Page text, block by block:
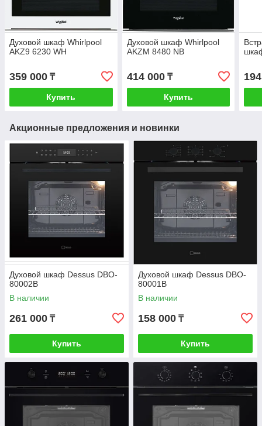
Духовой шкаф Whirlpool
AKZ9 6230 WH
359 000 ₸
Купить
Духовой шкаф Whirlpool
AKZM 8480 NB
414 000₸
Купить
Акционные предложения и новинки
Духовой шкаф Dessus DBO-
80002B
В наличии
261 000 ₸
Купить
Духовой шкаф Dessus DBO-
80001B
В наличии
158 000 ₸
Купить